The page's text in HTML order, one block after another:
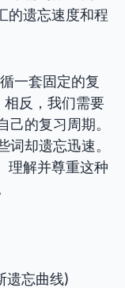
的遗忘速度和程
一套固定的复
相反，我们需要
的复习周期。
却遗忘迅速。
理解并尊重这种
遗忘曲线)